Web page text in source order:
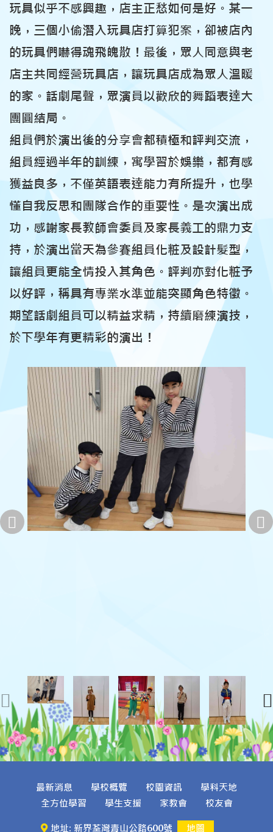
玩具似乎不感興趣，店主正愁如何是好。某一
晚，三個小偷潛入玩具店打算犯案，卻被店內
的玩具們嚇得魂飛魄散！最後，眾人同意與老
店主共同經營玩具店，讓玩具店成為眾人溫暖
的家。話劇尾聲，眾演員以歡欣的舞蹈表達大
團圓結局。
組員們於演出後的分享會都積極和評判交流，
組員經過半年的訓練，寓學習於娛樂，都有感
獲益良多，不僅英語表達能力有所提升，也學
懂自我反思和團隊合作的重要性。是次演出成
功，感謝家長教師會委員及家長義工的鼎力支
持，於演出當天為參賽組員化粧及設計髮型，
讓組員更能全情投入其角色。評判亦對化粧予
以好評，稱具有專業水準並能突顯角色特徵。
期望話劇組員可以精益求精，持續磨練演技，
於下學年有更精彩的演出！
最新消息 學校概覽 校園資訊
學科天地
全方位學習
學生支援 家教會 校友會
地址: 新界荃灣青山公路600號 地圖